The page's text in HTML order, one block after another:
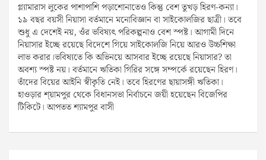
গ্ল্যামারাস লুকের পাশাপাশি পড়াশোনাতেও কিন্তু বেশ তুখড় হিরণ-কন্যা।
১৯ বছর বয়সী নিয়াসা বর্তমানে মনোবিজ্ঞান বা সাইকোলজির ছাত্রী। তবে
শুধু এ দেশেই নয়, ওঁর ভবিষ্যৎ পরিকল্পনাও বেশ স্পষ্ট। আগামী দিনে
নিয়াসার ইচ্ছে রয়েছে বিদেশে গিয়ে সাইকোলজি নিয়ে আরও উচ্চশিক্ষা
লাভ করার।ভবিষ্যতে কি অভিনয়ে আসবার ইচ্ছে রয়েছে নিয়াসার? তা
অবশ্য স্পষ্ট নয়। বর্তমানে ঋতিকা গিরির সঙ্গে সম্পর্কে রয়েছেন হিরণ।
তাঁদের বিয়ের আইনি স্বীকৃতি নেই। তবে হিরণের ছায়াসঙ্গী ঋতিকা।
হাওড়ার শ্য়ামপুর থেকে বিধানসভা নির্বাচনে জয়ী হয়েছেন বিজেপির
টিকিটে। আপতত শ্যামপুর বাসী